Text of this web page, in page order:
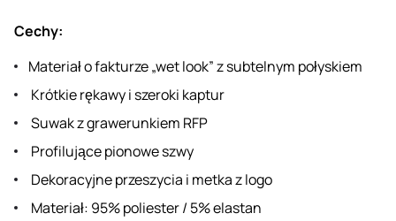
Cechy:
Materiał o fakturze „wet look” z subtelnym połyskiem
Krótkie rękawy i szeroki kaptur
Suwak z grawerunkiem RFP
Profilujące pionowe szwy
Dekoracyjne przeszycia i metka z logo
Materiał: 95% poliester / 5% elastan